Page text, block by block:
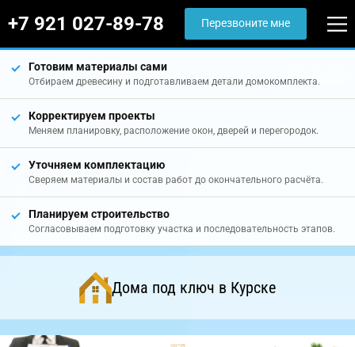
+7 921 027-89-78 Перезвоните мне
Готовим материалы сами
Отбираем древесину и подготавливаем детали домокомплекта.
Корректируем проекты
Меняем планировку, расположение окон, дверей и перегородок.
Уточняем комплектацию
Сверяем материалы и состав работ до окончательного расчёта.
Планируем строительство
Согласовываем подготовку участка и последовательность этапов.
Дома под ключ в Курске